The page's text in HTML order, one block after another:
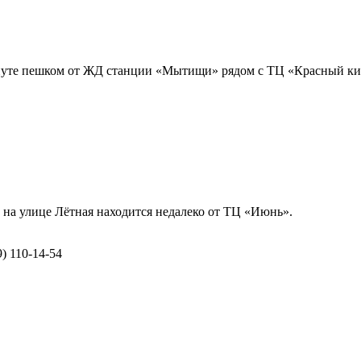
пешком от ЖД станции «Мытищи» рядом с ТЦ «Красный
улице Лётная находится недалеко от ТЦ «Июнь».
110-14-54